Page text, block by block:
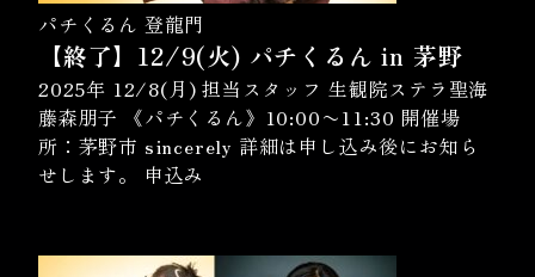
パチくるん 登龍門
【終了】12/9(火) パチくるん in 茅野
2025年 12/8(月) 担当スタッフ 生観院ステラ聖海
藤森朋子 《パチくるん》10:00〜11:30 開催場
所：茅野市 sincerely 詳細は申し込み後にお知ら
せします。 申込み